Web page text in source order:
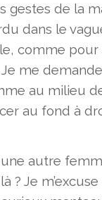
de la
dans le
comme
me demande
au milieu
au fond à
autre
? Je